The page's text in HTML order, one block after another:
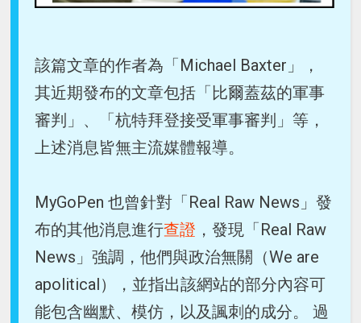
該篇文章的作者為「Michael Baxter」，
其近期發布的文章包括「比爾蓋茲的軍事
審判」、「杭特拜登接受軍事審判」等，
上述消息皆無主流媒體報導。
MyGoPen 也曾針對「Real Raw News」發
布的其他消息進行查證 ，發現「Real Raw
News」強調，他們與政治無關（We are
apolitical），並指出該網站的部分內容可
能包含幽默、模仿，以及諷刺的成分。 過